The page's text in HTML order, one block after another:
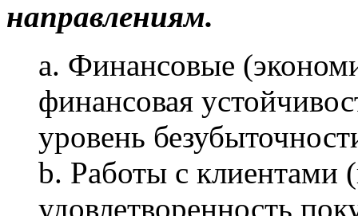
направлениям.
a. Финансовые
финансовая
уровень
b. Работы с клиентами
удовлетворенность